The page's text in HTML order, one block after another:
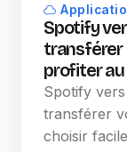
Spotify
transférer
profiter
Spotify
transférer
choisir